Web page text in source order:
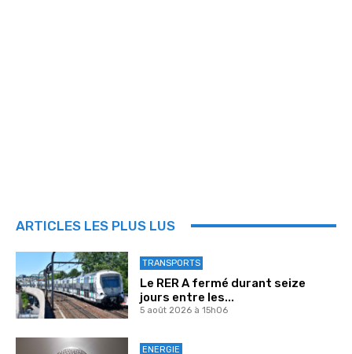
ARTICLES LES PLUS LUS
TRANSPORTS
Le RER A fermé durant seize
jours entre les...
5 août 2026 à 15h06
ENERGIE